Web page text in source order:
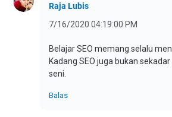
Raja Lubis
7/16/2020 04:19:00 PM
Belajar SEO memang selalu
Kadang SEO juga bukan
seni.
Balas